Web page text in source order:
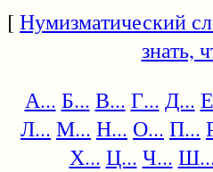
[Нумизматический
знать,
А... Б... В... Г... Д...
Л... М... Н... О... П...
Х... Ц... Ч...